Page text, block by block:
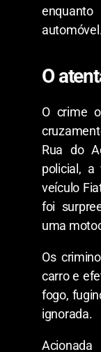
O
​O crime
Rua do
policial,
veículo
foi
uma
​Os
carro e
fogo,
ignorada.